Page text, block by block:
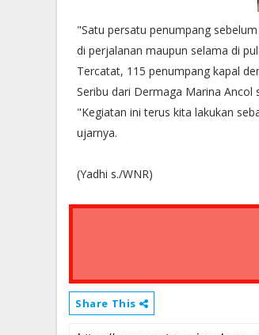
"Satu persatu penumpang
di perjalanan maupun selama di
Tercatat, 115 penumpang kapal
Seribu dari Dermaga Marina Ancol
"Kegiatan ini terus kita lakukan
ujarnya.
(Yadhi s./WNR)
Share This